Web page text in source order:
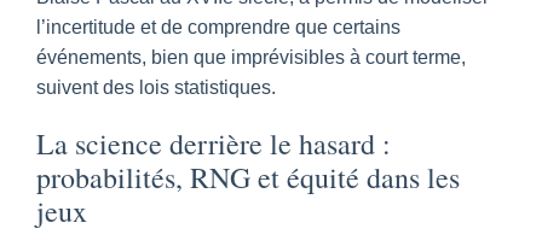
l’incertitude et de comprendre que certains
événements, bien que imprévisibles à court terme,
suivent des lois statistiques.
La science derrière le hasard :
probabilités, RNG et équité dans les
jeux